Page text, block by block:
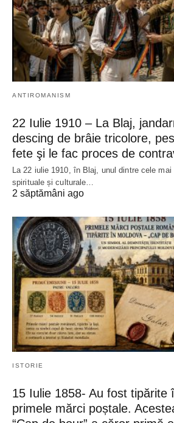
ANTIROMANISM
22 Iulie 1910 – La Blaj,
descing de brâie tricolore,
fete şi le fac proces de
La 22 iulie 1910, în Blaj, unul dintre cele mai
spirituale și culturale…
2 săptămâni ago
ISTORIE
15 Iulie 1858- Au fost tipărite
primele mărci poștale.